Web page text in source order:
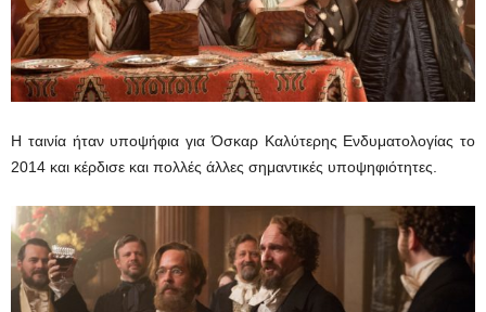
Η ταινία ήταν υποψήφια για Όσκαρ Καλύτερης Ενδυματολογίας το
2014 και κέρδισε και πολλές άλλες σημαντικές υποψηφιότητες.